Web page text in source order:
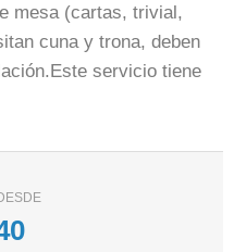
mesa (cartas, trivial,
cuna y trona, deben
servicio tiene